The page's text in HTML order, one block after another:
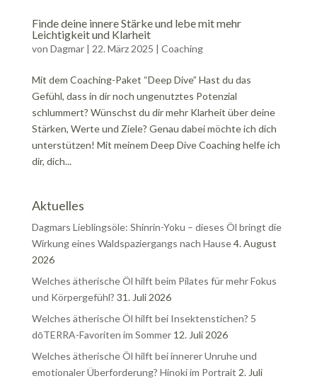
Finde deine innere Stärke und lebe mit mehr
Leichtigkeit und Klarheit
von Dagmar| 22. März 2025 | Coaching
Mit dem Coaching-Paket “Deep Dive” Hast du das
Gefühl, dass in dir noch ungenutztes Potenzial
schlummert? Wünschst du dir mehr Klarheit über deine
Stärken, Werte und Ziele? Genau dabei möchte ich dich
unterstützen! Mit meinem Deep Dive Coaching helfe ich
dir, dich...
Aktuelles
Dagmars Lieblingsöle: Shinrin-Yoku – dieses Öl bringt die
Wirkung eines Waldspaziergangs nach Hause4. August
2026
Welches ätherische Öl hilft beim Pilates für mehr Fokus
und Körpergefühl? 31. Juli 2026
Welches ätherische Öl hilft bei Insektenstichen? 5
dōTERRA-Favoriten im Sommer 12. Juli 2026
Welches ätherische Öl hilft bei innerer Unruhe und
emotionaler Überforderung? Hinoki im Portrait 2. Juli